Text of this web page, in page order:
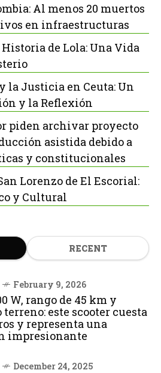
Al menos 20 muertos
en infraestructuras
de Lola: Una Vida
la Justicia en Ceuta: Un
y la Reflexión
piden archivar proyecto
asistida debido a
y constitucionales
Lorenzo de El Escorial:
y Cultural
RECENT
February 9, 2026
W, rango de 45 km y
terreno: este scooter cuesta
y representa una
impresionante
December 24, 2025